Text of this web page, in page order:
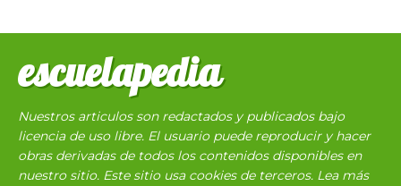
escuelapedia
Nuestros articulos son redactados y publicados bajo
licencia de uso libre. El usuario puede reproducir y hacer
obras derivadas de todos los contenidos disponibles en
nuestro sitio. Este sitio usa cookies de terceros. Lea más